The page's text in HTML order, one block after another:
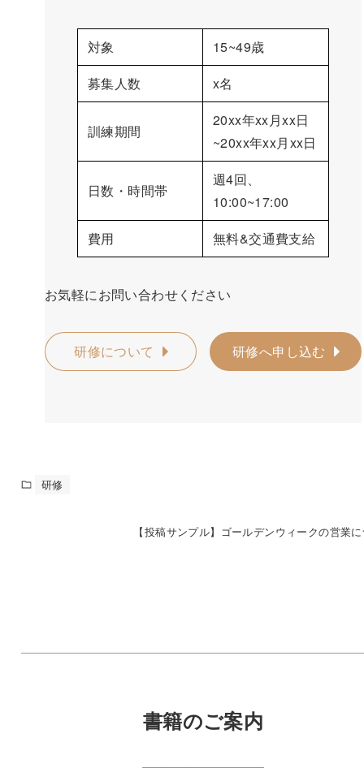
対象
15~49歳
募集人数
x名
訓練期間
20xx年xx月xx日
~20xx年xx月xx日
日数・時間帯
週4回、
10:00~17:00
費用
無料&交通費支給
お気軽にお問い合わせください
研修について 研修へ申し込む
研修
【投稿サンプル】ゴールデンウィークの営業
書籍のご案内